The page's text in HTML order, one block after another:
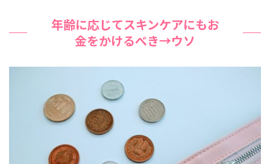
年齢に応じてスキンケアにもお
金をかけるべき→ウソ